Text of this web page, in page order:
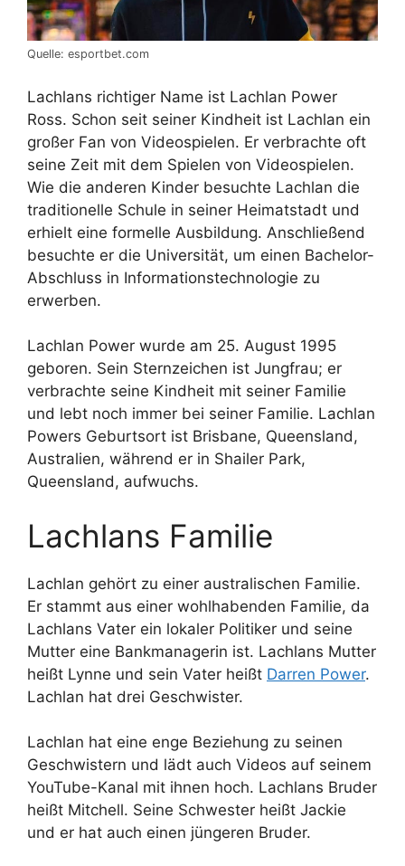
Quelle: esportbet.com
Lachlans richtiger Name ist Lachlan Power
Ross. Schon seit seiner Kindheit ist Lachlan ein
großer Fan von Videospielen. Er verbrachte oft
seine Zeit mit dem Spielen von Videospielen.
Wie die anderen Kinder besuchte Lachlan die
traditionelle Schule in seiner Heimatstadt und
erhielt eine formelle Ausbildung. Anschließend
besuchte er die Universität, um einen Bachelor-
Abschluss in Informationstechnologie zu
erwerben.
Lachlan Power wurde am 25. August 1995
geboren. Sein Sternzeichen ist Jungfrau; er
verbrachte seine Kindheit mit seiner Familie
und lebt noch immer bei seiner Familie. Lachlan
Powers Geburtsort ist Brisbane, Queensland,
Australien, während er in Shailer Park,
Queensland, aufwuchs.
Lachlans Familie
Lachlan gehört zu einer australischen Familie.
Er stammt aus einer wohlhabenden Familie, da
Lachlans Vater ein lokaler Politiker und seine
Mutter eine Bankmanagerin ist. Lachlans Mutter
heißt Lynne und sein Vater heißt Darren Power.
Lachlan hat drei Geschwister.
Lachlan hat eine enge Beziehung zu seinen
Geschwistern und lädt auch Videos auf seinem
YouTube-Kanal mit ihnen hoch. Lachlans Bruder
heißt Mitchell. Seine Schwester heißt Jackie
und er hat auch einen jüngeren Bruder.